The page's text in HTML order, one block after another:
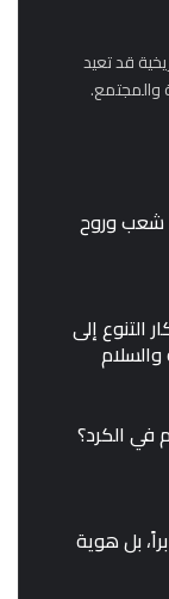
قد تعيد
والمجتمع.
شعب وروح
التنوع إلى
في الكرد؟
بل هوية